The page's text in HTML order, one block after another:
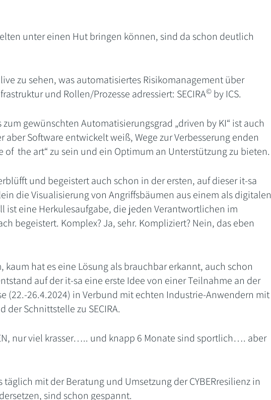
unter einen Hut bringen können, sind da schon deutlich
zu sehen, was automatisiertes Risikomanagement über
und Rollen/Prozesse adressiert: SECIRA© by ICS.
zum gewünschten Automatisierungsgrad „driven by KI“ ist auch
aber Software entwickelt weiß, Wege zur Verbesserung enden
of the art“ zu sein und ein Optimum an Unterstützung zu bieten.
und begeistert auch schon in der ersten, auf dieser it-sa
die Visualisierung von Angriffsbäumen aus einem als digitalen
ist eine Herkulesaufgabe, die jeden Verantwortlichen im
begeistert. Komplex? Ja, sehr. Kompliziert? Nein, das eben
hat es eine Lösung als brauchbar erkannt, auch schon
auf der it-sa eine erste Idee von einer Teilnahme an der
(22.-26.4.2024) in Verbund mit echten Industrie-Anwendern mit
der Schnittstelle zu SECIRA.
nur viel krasser….. und knapp 6 Monate sind sportlich…. aber
mit der Beratung und Umsetzung der CYBERresilienz in
sind schon gespannt.